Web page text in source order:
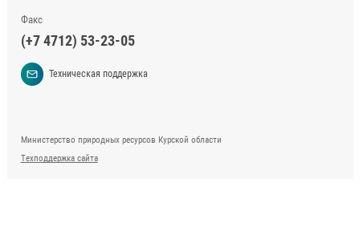
Факс
(+7 4712) 53-23-05
Техническая поддержка
Министерство природных ресурсов Курской области
Техподдержка сайта